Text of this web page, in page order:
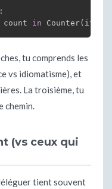
:
count in Counter( items
tu comprends les
vs idiomatisme), et
La troisième, tu
chemin.
(vs ceux qui
tient souvent